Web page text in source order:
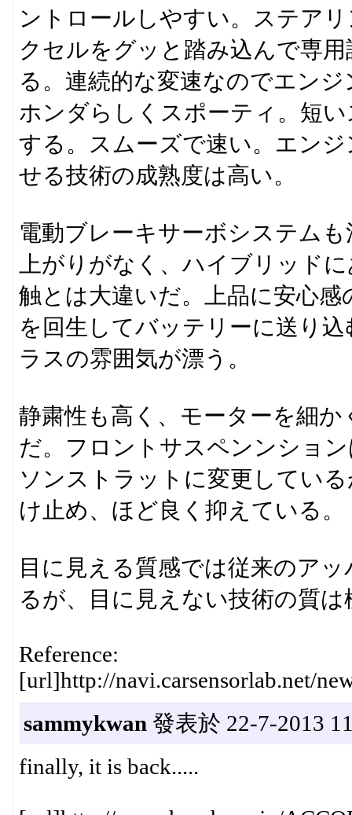
ントロールしやすい。ステア
クセルをグッと踏み込んで専
る。連続的な変速なのでエン
ホンダらしくスポーティ。短
する。スムーズで速い。エン
せる技術の成熟度は高い。
電動ブレーキサーボシステム
上がりがなく、ハイブリッド
触とは大違いだ。上品に安心
を回生してバッテリーに送り
ラスの雰囲気が漂う。
静粛性も高く、モーターを細
だ。フロントサスペンンショ
ソンストラットに変更してい
け止め、ほど良く抑えている。
目に見える質感では従来のア
るが、目に見えない技術の質
Reference:
[url]http://navi.carsensorlab.net/
sammykwan 發表於 22-7-2013
finally, it is back.....